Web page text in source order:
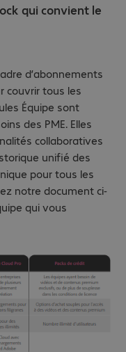
qui convient le
d’abonnements
couvrir tous les
Équipe sont
des PME. Elles
collaboratives
unifié des
pour tous les
notre document ci-
qui vous